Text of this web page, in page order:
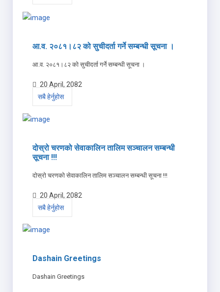
आ.व. २०८१।८२ को सुचीदर्ता गर्ने सम्बन्धी सूचना ।
आ.व. २०८१।८२ को सुचीदर्ता गर्ने सम्बन्धी सूचना ।
20 April, 2082
सबै हेर्नुहोस
दोस्रो चरणको सेवाकालिन तालिम सञ्चालन सम्बन्धी
सूचना !!!
दोस्रो चरणको सेवाकालिन तालिम सञ्चालन सम्बन्धी सूचना !!!
20 April, 2082
सबै हेर्नुहोस
Dashain Greetings
Dashain Greetings